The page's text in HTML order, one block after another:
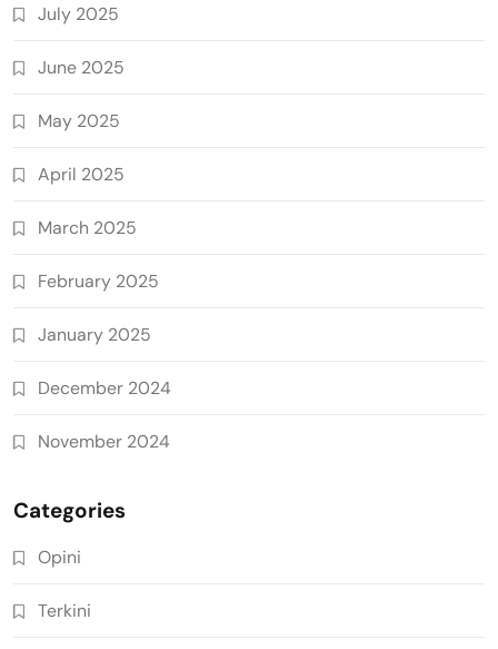
July 2025
June 2025
May 2025
April 2025
March 2025
February 2025
January 2025
December 2024
November 2024
Categories
Opini
Terkini